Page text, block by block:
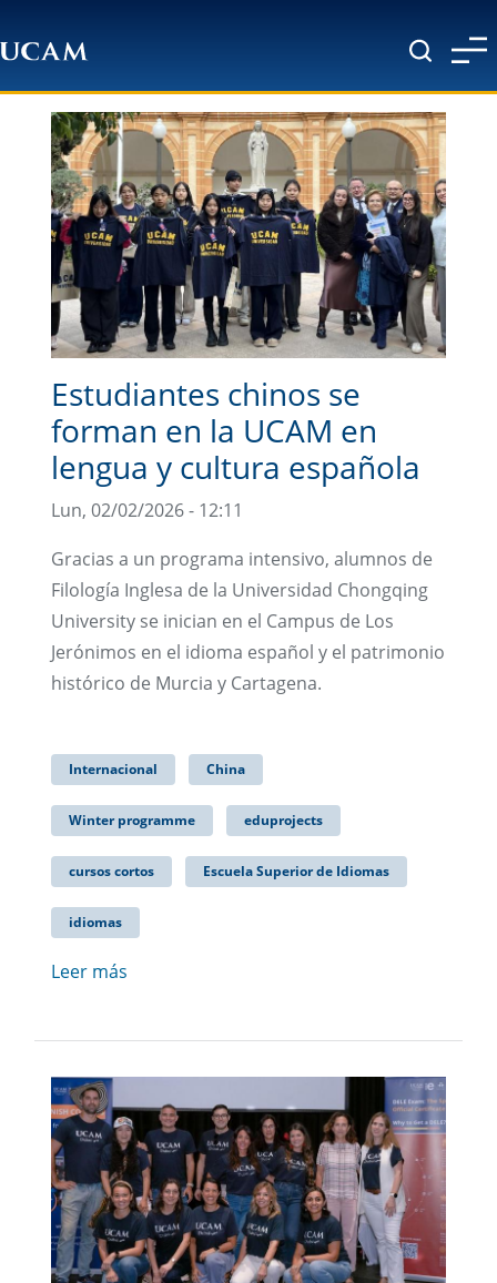
Estudiantes chinos se
forman en la UCAM en
lengua y cultura española
Lun, 02/02/2026 - 12:11
Gracias a un programa intensivo, alumnos de
Filología Inglesa de la Universidad Chongqing
University se inician en el Campus de Los
Jerónimos en el idioma español y el patrimonio
histórico de Murcia y Cartagena.
Internacional China
Winter programme eduprojects
cursos cortos Escuela Superior de Idiomas
idiomas
Leer más